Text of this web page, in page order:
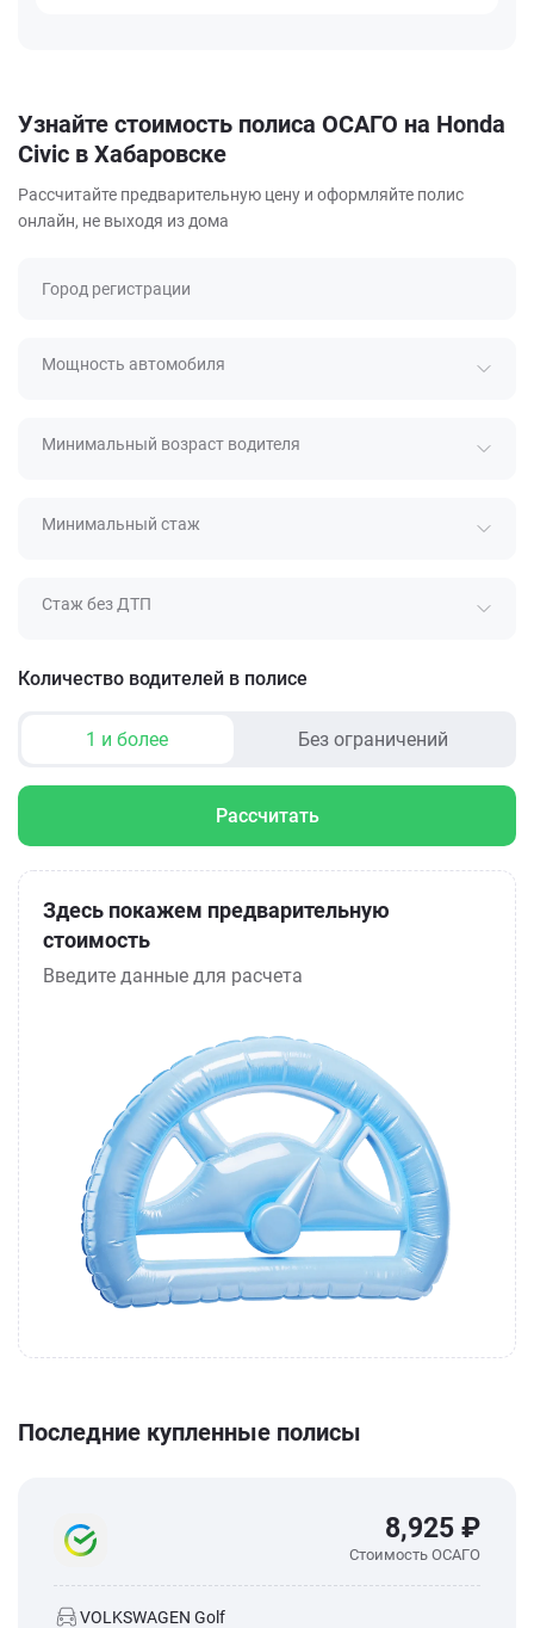
Узнайте стоимость полиса ОСАГО на Honda
Civic в Хабаровске
Рассчитайте предварительную цену и оформляйте полис
онлайн, не выходя из дома
Город регистрации
Мощность автомобиля
Минимальный возраст водителя
Минимальный стаж
Стаж без ДТП
Количество водителей в полисе
1 и более Без ограничений
Рассчитать
Здесь покажем предварительную
стоимость
Введите данные для расчета
Последние купленные полисы
8,925 ₽
Стоимость ОСАГО
VOLKSWAGEN Golf